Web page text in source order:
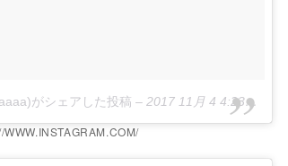
がシェアした投稿 – 2017 11月 4 4:23午前 PDT